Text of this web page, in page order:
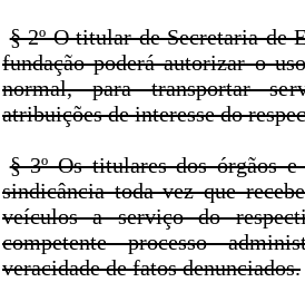
§ 2º O titular de Secretaria de
fundação poderá autorizar o
normal, para transportar
atribuições de interesse do
§ 3º Os titulares dos órgãos
sindicância toda vez que
veículos a serviço do
competente processo
veracidade de fatos denunciados.